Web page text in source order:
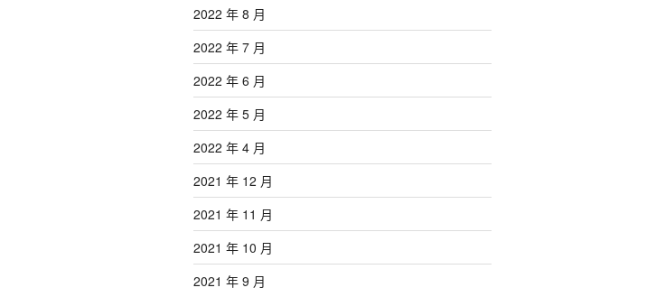
2022 年 8 月
2022 年 7 月
2022 年 6 月
2022 年 5 月
2022 年 4 月
2021 年 12 月
2021 年 11 月
2021 年 10 月
2021 年 9 月